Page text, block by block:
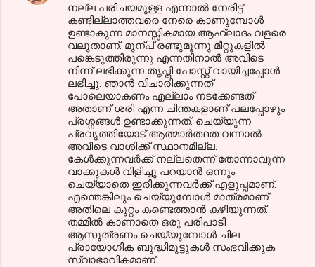
നല്ല പരിചയമുള്ള എന്നാല്‍ നേരിട്ട്
കണ്ടില്ലാത്തവരെ നേരെ കാണുമ്പോള്‍
ഉണ്ടാകുന്ന മാനസ്സികമായ ആഹ്ലാദം വളരെ
വലുതാണ്‌. മുന്പ് രണ്ടുമൂന്നു മീറ്റുകളില്‍
പങ്കെടുത്തിരുന്നു എന്നതിനാല്‍ അവിടെ
നിന്ന് ലഭിക്കുന്ന തൃപ്തി പോസ്റ്റ്‌ വായിച്ചപ്പോള്‍
ലഭിച്ചു. ഞാന്‍ വിചാരിക്കുന്നത്
പോലെയാകണം എല്ലാം നടക്കേണ്ടത്
അതാണ്‌ ശരി എന്ന ചിന്തകളാണ് പലപ്പോഴും
പ്രശ്നങ്ങള്‍ ഉണ്ടാക്കുന്നത്. ചെയ്യുന്ന
പ്രവൃത്തിയോട് ആത്മാര്‍ത്ഥത വന്നാല്‍
അവിടെ വാശിക്ക് സ്ഥാനമില്ല.
കേള്‍ക്കുന്നവര്‍ക്ക് നല്ലതെന്ന് തോന്നാവുന്ന
വാക്കുകള്‍ വിളിച്ചു പറയാന്‍ ഒന്നും
ചെയ്യാതെ ഇരിക്കുന്നവര്‍ക്ക് എളുപ്പമാണ്.
എന്തെങ്കിലും ചെയ്യുമ്പോള്‍ മാത്രമാണ്
അതിലെ കുറ്റം കണ്ടെത്താന്‍ കഴിയുന്നത്.
തമ്മില്‍ കാണാതെ ഒരു പരിപാടി
ആസൂത്രണം ചെയ്യുമ്പോള്‍ ചില
പ്രായോഗിക ബുദ്ധിമുട്ടുകള്‍ സംഭവിക്കുക
സ്വാഭാവികമാണ്.